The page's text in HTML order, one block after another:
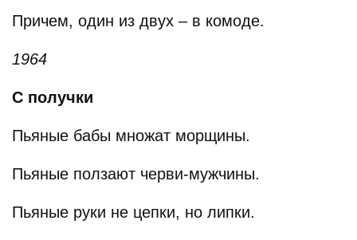
Причем, один из двух – в комоде.
1964
С получки
Пьяные бабы множат морщины.
Пьяные ползают черви-мужчины.
Пьяные руки не цепки, но липки.